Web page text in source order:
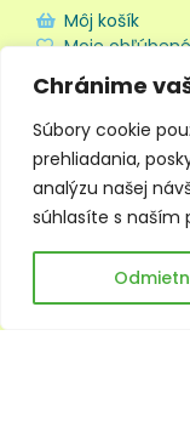
Chránime
Súbory cookie
prehliadania,
analýzu našej
súhlasíte s naším
Môj košík
Moje obľúbené
Doprava a
Obchodné
Ochrana